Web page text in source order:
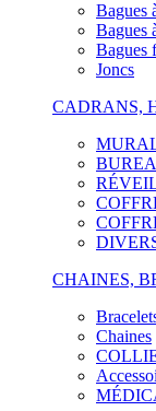
Bagues
Bagues
Bagues
Joncs
CADRANS,
CHAINES,
Chaines